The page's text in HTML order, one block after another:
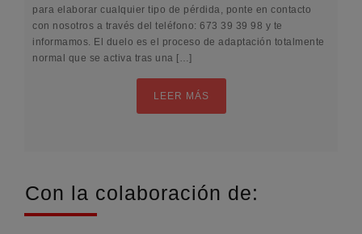
para elaborar cualquier tipo de pérdida, ponte en contacto
con nosotros a través del teléfono: 673 39 39 98 y te
informamos. El duelo es el proceso de adaptación totalmente
normal que se activa tras una […]
LEER MÁS
Con la colaboración de: